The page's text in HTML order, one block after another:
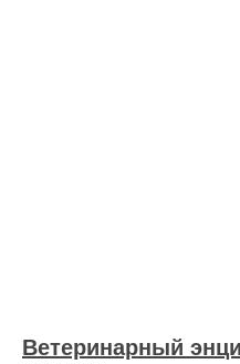
Ветеринарный